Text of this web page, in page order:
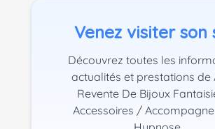
Venez visiter son
Découvrez toutes les
actualités et prestations de
Revente De Bijoux
Accessoires /